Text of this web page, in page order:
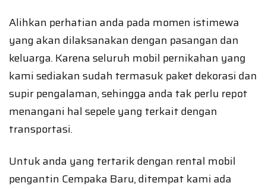
Alihkan perhatian anda pada momen istimewa
yang akan dilaksanakan dengan pasangan dan
keluarga. Karena seluruh mobil pernikahan yang
kami sediakan sudah termasuk paket dekorasi dan
supir pengalaman, sehingga anda tak perlu repot
menangani hal sepele yang terkait dengan
transportasi.
Untuk anda yang tertarik dengan rental mobil
pengantin Cempaka Baru, ditempat kami ada